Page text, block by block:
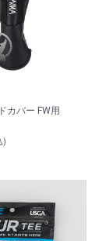
カバー FW用
)